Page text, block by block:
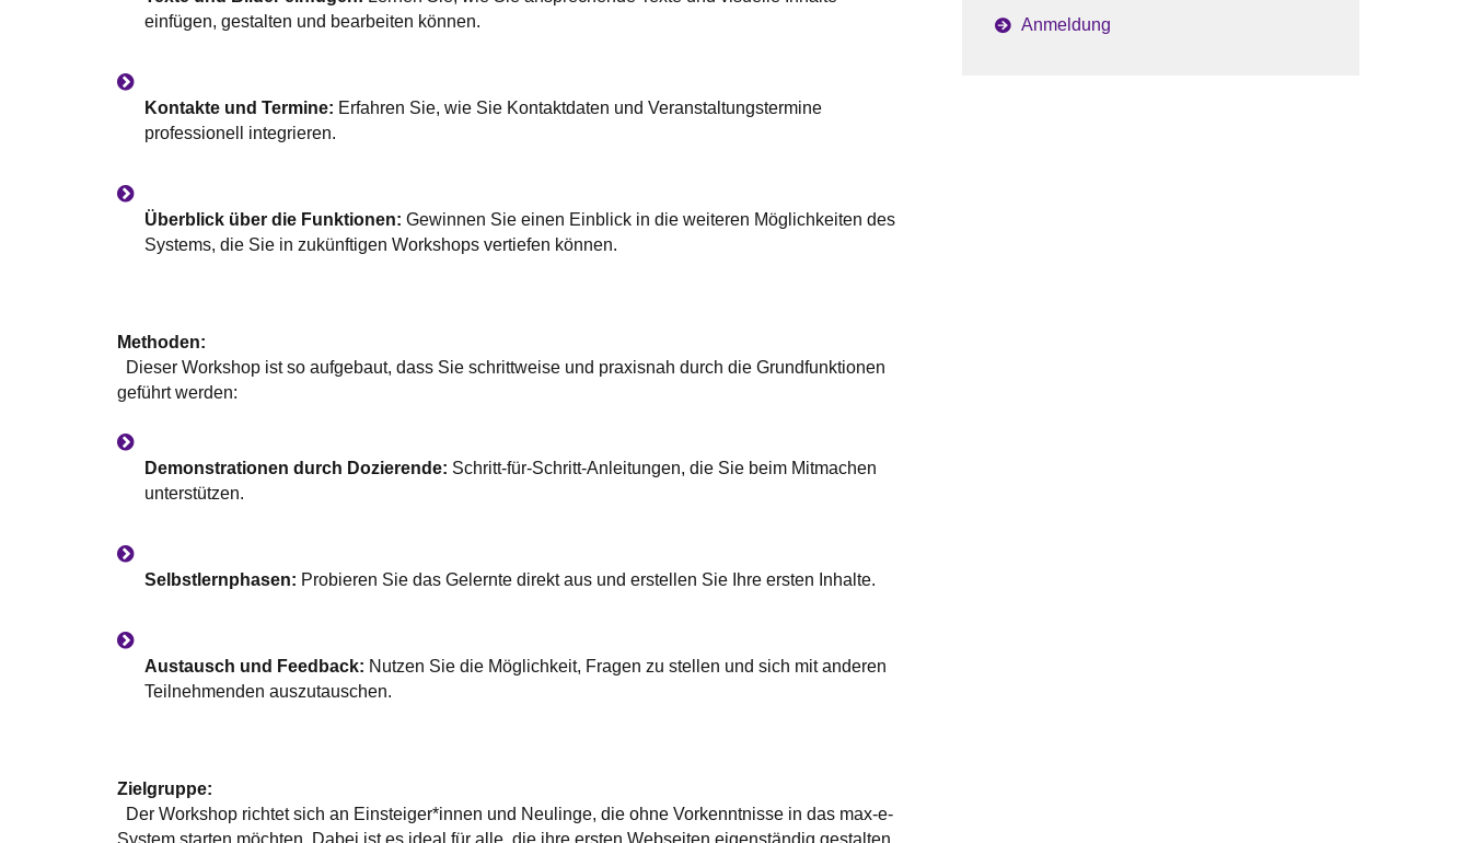
einfügen, gestalten und bearbeiten können.
Kontakte und Termine: Erfahren Sie, wie Sie Kontaktdaten und Veranstaltungstermine
professionell integrieren.
Überblick über die Funktionen: Gewinnen Sie einen Einblick in die weiteren Möglichkeiten des
Systems, die Sie in zukünftigen Workshops vertiefen können.
Methoden:
Dieser Workshop ist so aufgebaut, dass Sie schrittweise und praxisnah durch die Grundfunktionen
geführt werden:
Demonstrationen durch Dozierende: Schritt-für-Schritt-Anleitungen, die Sie beim Mitmachen
unterstützen.
Selbstlernphasen: Probieren Sie das Gelernte direkt aus und erstellen Sie Ihre ersten Inhalte.
Austausch und Feedback: Nutzen Sie die Möglichkeit, Fragen zu stellen und sich mit anderen
Teilnehmenden auszutauschen.
Zielgruppe:
Der Workshop richtet sich an Einsteiger*innen und Neulinge, die ohne Vorkenntnisse in das max-e-
Anmeldung